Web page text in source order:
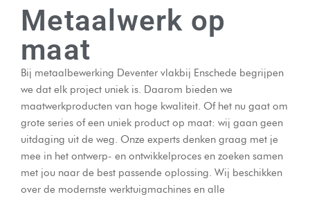
Metaalwerk op
maat
Bij metaalbewerking Deventer vlakbij Enschede begrijpen
we dat elk project uniek is. Daarom bieden we
maatwerkproducten van hoge kwaliteit. Of het nu gaat om
grote series of een uniek product op maat: wij gaan geen
uitdaging uit de weg. Onze experts denken graag met je
mee in het ontwerp- en ontwikkelproces en zoeken samen
met jou naar de best passende oplossing. Wij beschikken
over de modernste werktuigmachines en alle